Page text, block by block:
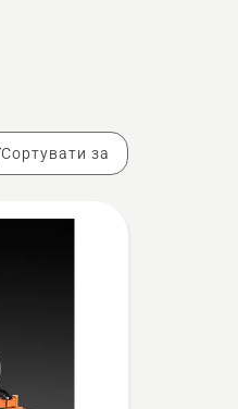
Сортувати за